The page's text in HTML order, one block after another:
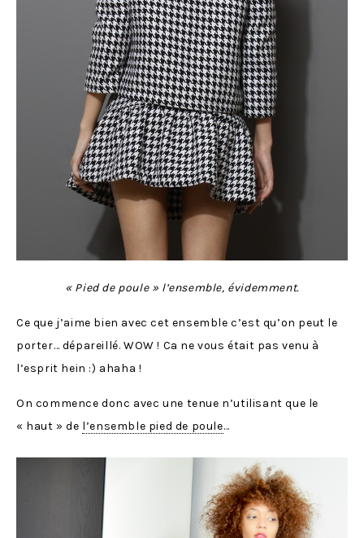
« Pied de poule » l’ensemble, évidemment.
Ce que j’aime bien avec cet ensemble c’est qu’on peut le
porter… dépareillé. WOW ! Ca ne vous était pas venu à
l’esprit hein :) ahaha !
On commence donc avec une tenue n’utilisant que le
« haut » de l’ensemble pied de poule…